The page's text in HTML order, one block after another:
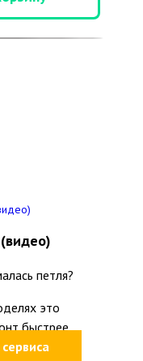
сервиса
петля?
это
быстрее